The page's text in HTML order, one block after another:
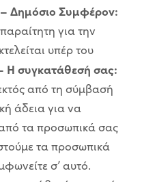
– Δημόσιο Συμφέρον:
για την
υπέρ του
Η συγκατάθεσή σας:
από τη σύμβασή
άδεια για να
τα προσωπικά σας
τα προσωπικά
σ’ αυτό.